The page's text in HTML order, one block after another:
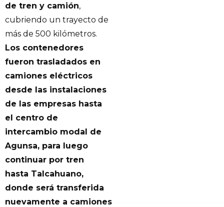
de tren y camión,
cubriendo un trayecto de
más de 500 kilómetros.
Los contenedores
fueron trasladados en
camiones eléctricos
desde las instalaciones
de las empresas hasta
el centro de
intercambio modal de
Agunsa, para luego
continuar por tren
hasta Talcahuano,
donde será transferida
nuevamente a camiones